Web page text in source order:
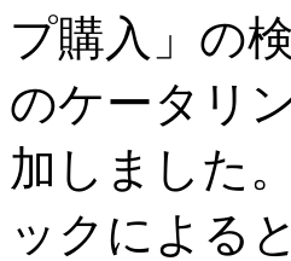
プ購入」の
のケータリ
加しました
ックによる